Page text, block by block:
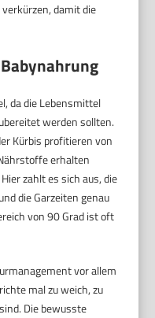
damit die
da die Lebensmittel
werden sollten.
Kürbis profitieren von
erhalten
zahlt es sich aus, die
die Garzeiten genau
von 90 Grad ist oft
vor allem
mal zu weich, zu
Die bewusste